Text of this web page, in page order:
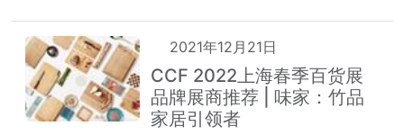
2021年12月21日
CCF 2022上海春季百货展
品牌展商推荐 | 味家：竹品
家居引领者